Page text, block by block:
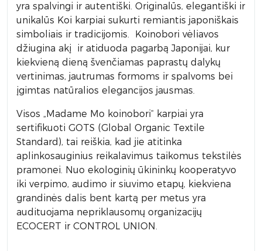
yra spalvingi ir autentiški. Originalūs, elegantiški ir
unikalūs Koi karpiai sukurti remiantis japoniškais
simboliais ir tradicijomis. Koinobori vėliavos
džiugina akį ir atiduoda pagarbą Japonijai, kur
kiekvieną dieną švenčiamas paprastų dalykų
vertinimas, jautrumas formoms ir spalvoms bei
įgimtas natūralios elegancijos jausmas.
Visos „Madame Mo koinobori“ karpiai yra
sertifikuoti GOTS (Global Organic Textile
Standard), tai reiškia, kad jie atitinka
aplinkosauginius reikalavimus taikomus tekstilės
pramonei. Nuo ekologinių ūkininkų kooperatyvo
iki verpimo, audimo ir siuvimo etapų, kiekviena
grandinės dalis bent kartą per metus yra
audituojama nepriklausomų organizacijų
ECOCERT ir CONTROL UNION.